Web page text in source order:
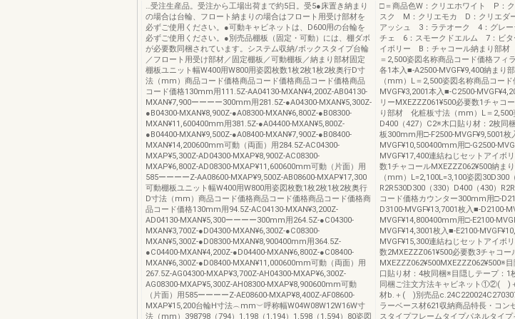
…受注生産品。受注から工場出荷まで約5日。受5●床置き納まり
の場合は台輪、フロート納まりの場合はフロート用受け部材を
必ずご使用ください。●可動キャビネットは、D600用の台輪を
必ずご使用ください。●別売品棚板（固定・可動）には、棚ダボ
が必要数同梱されています。システム収納/ボックスタイプ台輪
／フロート用受け部材／固定棚板／可動棚板／納まり部材固定
棚板ユニット幅W400用W800用姿図枚数1枚2枚1枚2枚奥行D寸
法（mm）商品コード価格商品コード価格商品コード価格商品
コード価格130mm用111.5Z-AA04130-MXAN¥4,200Z-AB04130-
MXAN¥7,900ーーーー300mm用281.5Z-●A04300-MXAN¥5,300Z-
●B04300-MXAN¥8,900Z-●A08300-MXAN¥6,800Z-●B08300-
MXAN¥11,600400mm用381.5Z-●A04400-MXAN¥5,800Z-
●B04400-MXAN¥9,500Z-●A08400-MXAN¥7,900Z-●B08400-
MXAN¥14,200600mm可動（両面）用284.5Z-AC04300-
MXAP¥5,300Z-AD04300-MXAP¥8,900Z-AC08300-
MXAP¥6,800Z-AD08300-MXAP¥11,600600mm可動（片面）用
585ーーーーZ-AA08600-MXAP¥9,500Z-AB08600-MXAP¥17,300
可動棚板ユニット幅W400用W800用姿図枚数1枚2枚1枚2枚奥行
D寸法（mm）商品コード価格商品コード価格商品コード価格商
品コード価格130mm用94.5Z-AC04130-MXAN¥3,200Z-
AD04130-MXAN¥5,300ーーーー300mm用264.5Z-●C04300-
MXAN¥3,700Z-●D04300-MXAN¥6,300Z-●C08300-
MXAN¥5,300Z-●D08300-MXAN¥8,900400mm用364.5Z-
●C04400-MXAN¥4,200Z-●D04400-MXAN¥6,800Z-●C08400-
MXAN¥6,300Z-●D08400-MXAN¥11,000600mm可動（両面）用
267.5Z-AG04300-MXAP¥3,700Z-AH04300-MXAP¥6,300Z-
AG08300-MXAP¥5,300Z-AH08300-MXAP¥8,900600mm可動
（片面）用585ーーーーZ-AE08600-MXAP¥8,400Z-AF08600-
MXAP¥15,200台輪H寸法︵mm︶呼称幅W04W08W12W16W寸
法（mm）398798（794）1,198（1,194）1,598（1,594）80姿図
□＝商品色W：クリエホワイト P：
スク M：クリエモカ D：クリエダ
アッシュ 3：ラテオーク 4：グレー
チェ 6：スモークドエルム 7：ビタ
イボリー B：チャコール納まり部
＝2,500姿図名称商品コード価格フィ
各1本入■-A2500-MVGF¥9,400納まり
（mm）L＝2,500姿図名称商品コー
MVGF¥3,2001本入■-C2500-
リーMXEZZZ061¥500必要数1チャコ
り部材 化粧板寸法（mm）L＝2,500
D400（427）C2※木口貼り材：2枚同
板300mm用□-F2500-MVGF¥9,5001枚
MVGF¥10,500400mm用□-G2500-
MVGF¥17,400連結ねじセットアイボ
数1チャコールMXEZZZ062¥500納ま
（mm）L=2,100L=3,100姿図30D300
R2R530D300（330）D400（430）
コード価格カウンター300mm用□-
D3100-MVGF¥13,7001枚入■-D2100-
MVGF¥14,800400mm用□-E2100-
MVGF¥14,3001枚入■-E2100-
MVGF¥15,300連結ねじセットアイボ
数2MXEZZZ061¥500必要数3チャコー
MXEZZZ062¥500MXEZZZ062¥500※
口貼り材：4枚同梱※目隠しテープ：1
同梱ご注文方法キャビネット①②( )
材b.＋( )別売品
ラーベース材621収納商品特長・コン
スタイプフレームタイプパネルタイ